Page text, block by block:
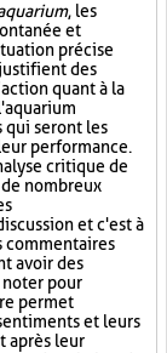
, les
et
précise
des
quant à la
seront les
performance.
critique de
nombreux
et c'est à
commentaires
avoir des
noter pour
permet
et leurs
après leur